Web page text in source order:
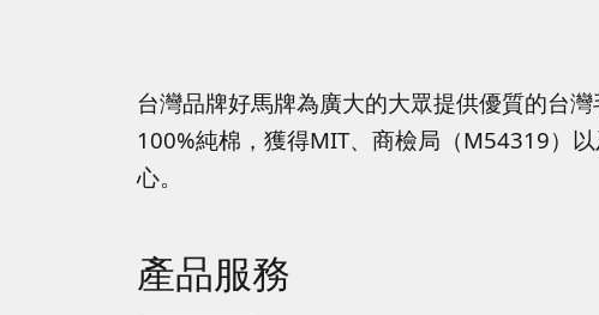
台灣品牌好馬牌為廣大的大眾提供優質的台
100%純棉，獲得MIT、商檢局（M54319）
心。
產品服務